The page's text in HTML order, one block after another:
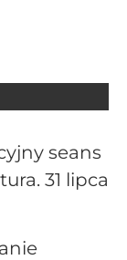
seans
31 lipca